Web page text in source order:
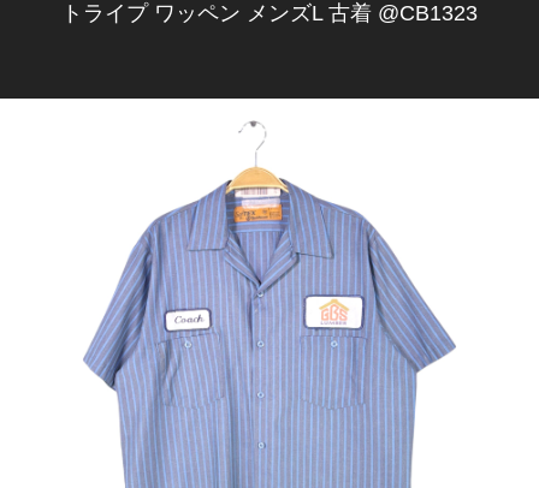
トライプ ワッペン メンズL 古着 @CB1323